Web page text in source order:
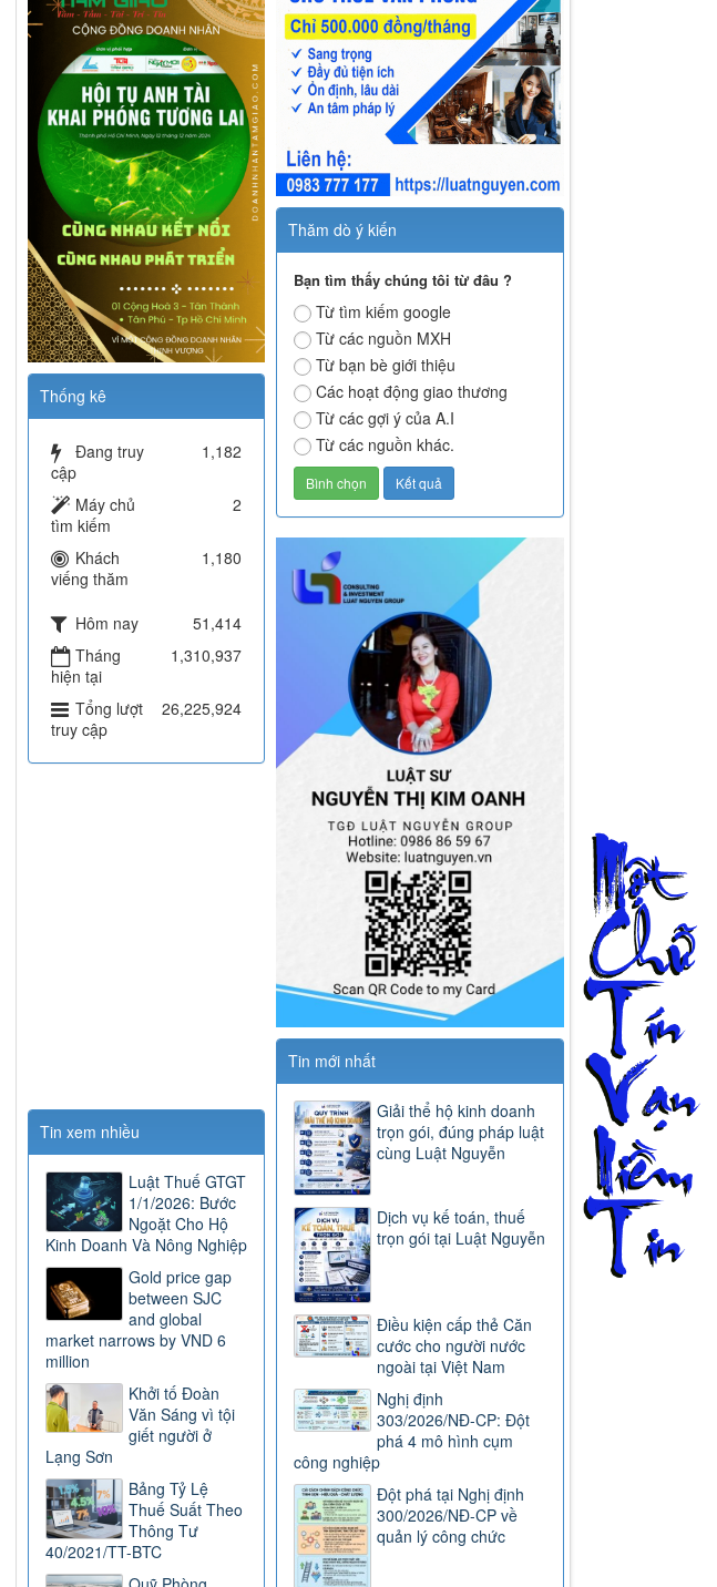
Thăm dò ý kiến
Bạn tìm thấy chúng tôi từ đâu ?
Từ tìm kiếm google
Từ các nguồn MXH
Từ bạn bè giới thiệu
Các hoạt động giao thương
Từ các gợi ý của A.I
Từ các nguồn khác.
Tin mới nhất
Giải thể hộ kinh doanh
trọn gói, đúng pháp luật
cùng Luật Nguyễn
Dịch vụ kế toán, thuế
trọn gói tại Luật Nguyễn
Điều kiện cấp thẻ Căn
cước cho người nước
ngoài tại Việt Nam
Nghị định
303/2026/NĐ-CP: Đột
phá 4 mô hình cụm
công nghiệp
Đột phá tại Nghị định
300/2026/NĐ-CP về
quản lý công chức
Thống kê
Đang truy
cập
1,182
Máy chủ
tìm kiếm
2
Khách
viếng thăm
1,180
Hôm nay
51,414
Tháng
hiện tại
1,310,937
Tổng lượt
truy cập
26,225,924
Tin xem nhiều
Luật Thuế GTGT
1/1/2026: Bước
Ngoặt Cho Hộ
Kinh Doanh Và Nông Nghiệp
Gold price gap
between SJC
and global
market narrows by VND 6
million
Khởi tố Đoàn
Văn Sáng vì tội
giết người ở
Lạng Sơn
Bảng Tỷ Lệ
Thuế Suất Theo
Thông Tư
40/2021/TT-BTC